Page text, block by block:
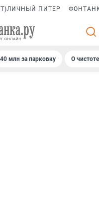
ПИТЕР
40 млн за парковку О